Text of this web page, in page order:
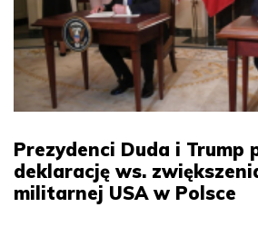
Prezydenci Duda i Trump
deklarację ws.
militarnej USA w Polsce